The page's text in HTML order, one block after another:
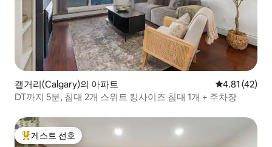
캘거리(Calgary)의 아파트 평점 4.81점
4.81 (42)
DT까지 5분, 침대 2개 스위트 킹사이즈 침대 1개 + 주차장
상위 게스트 선호
게스트 선호